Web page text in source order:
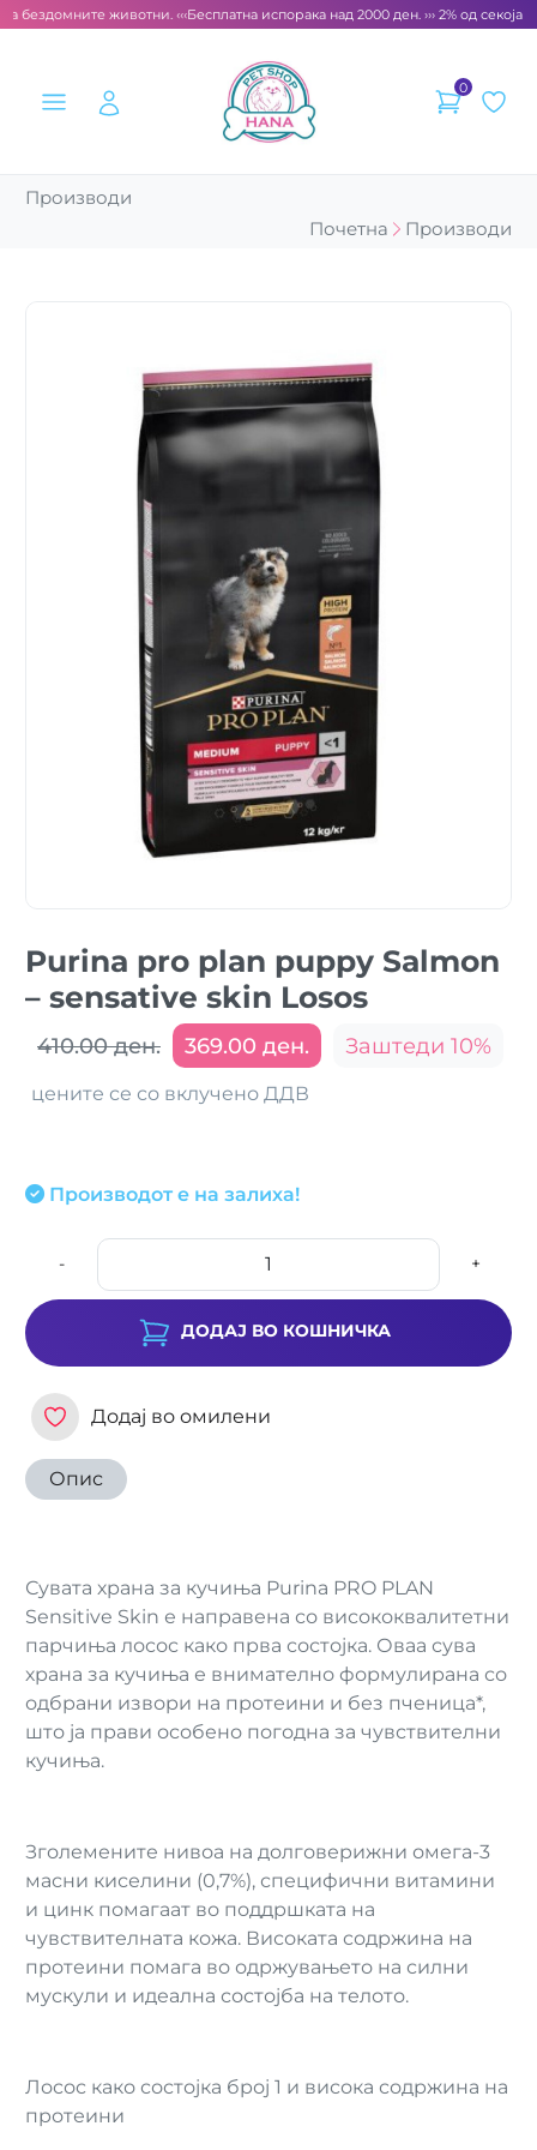
бездомните животни. ‹‹‹ Бесплатна испорака над 2000 ден. ››› 2% од секоја
0
Производи
Почетна
Производи
Purina pro plan puppy Salmon
– sensative skin Losos
410.00 ден. 369.00 ден. Заштеди 10%
цените се со вклучено ДДВ
Производот е на залиха!
- +
ДОДАЈ ВО КОШНИЧКА
Додај во омилени
Опис
Сувата храна за кучиња Purina PRO PLAN
Sensitive Skin е направена со висококвалитетни
парчиња лосос како прва состојка. Оваа сува
храна за кучиња е внимателно формулирана со
одбрани извори на протеини и без пченица*,
што ја прави особено погодна за чувствителни
кучиња.
Зголемените нивоа на долговерижни омега-3
масни киселини (0,7%), специфични витамини
и цинк помагаат во поддршката на
чувствителната кожа. Високата содржина на
протеини помага во одржувањето на силни
мускули и идеална состојба на телото.
Лосос како состојка број 1 и висока содржина на
протеини